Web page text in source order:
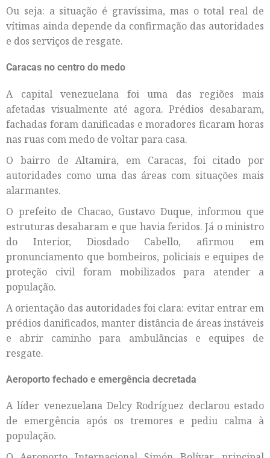
Ou seja: a situação é gravíssima, mas o total real de
vítimas ainda depende da confirmação das autoridades
e dos serviços de resgate.
Caracas no centro do medo
A capital venezuelana foi uma das regiões mais
afetadas visualmente até agora. Prédios desabaram,
fachadas foram danificadas e moradores ficaram horas
nas ruas com medo de voltar para casa.
O bairro de Altamira, em Caracas, foi citado por
autoridades como uma das áreas com situações mais
alarmantes.
O prefeito de Chacao, Gustavo Duque, informou que
estruturas desabaram e que havia feridos. Já o ministro
do Interior, Diosdado Cabello, afirmou em
pronunciamento que bombeiros, policiais e equipes de
proteção civil foram mobilizados para atender a
população.
A orientação das autoridades foi clara: evitar entrar em
prédios danificados, manter distância de áreas instáveis
e abrir caminho para ambulâncias e equipes de
resgate.
Aeroporto fechado e emergência decretada
A líder venezuelana Delcy Rodríguez declarou estado
de emergência após os tremores e pediu calma à
população.